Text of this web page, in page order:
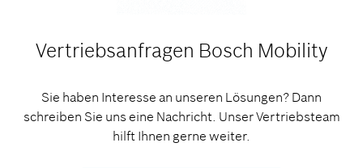
Vertriebsanfragen Bosch Mobility
Sie haben Interesse an unseren Lösungen? Dann
schreiben Sie uns eine Nachricht. Unser Vertriebsteam
hilft Ihnen gerne weiter.